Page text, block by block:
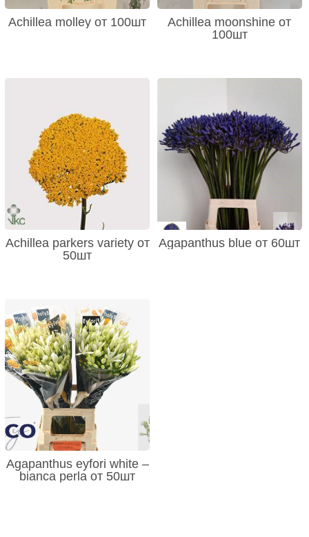
Achillea molley от 100шт
Achillea moonshine от
100шт
Achillea parkers variety от
50шт
Agapanthus blue от 60шт
Agapanthus eyfori white –
bianca perla от 50шт